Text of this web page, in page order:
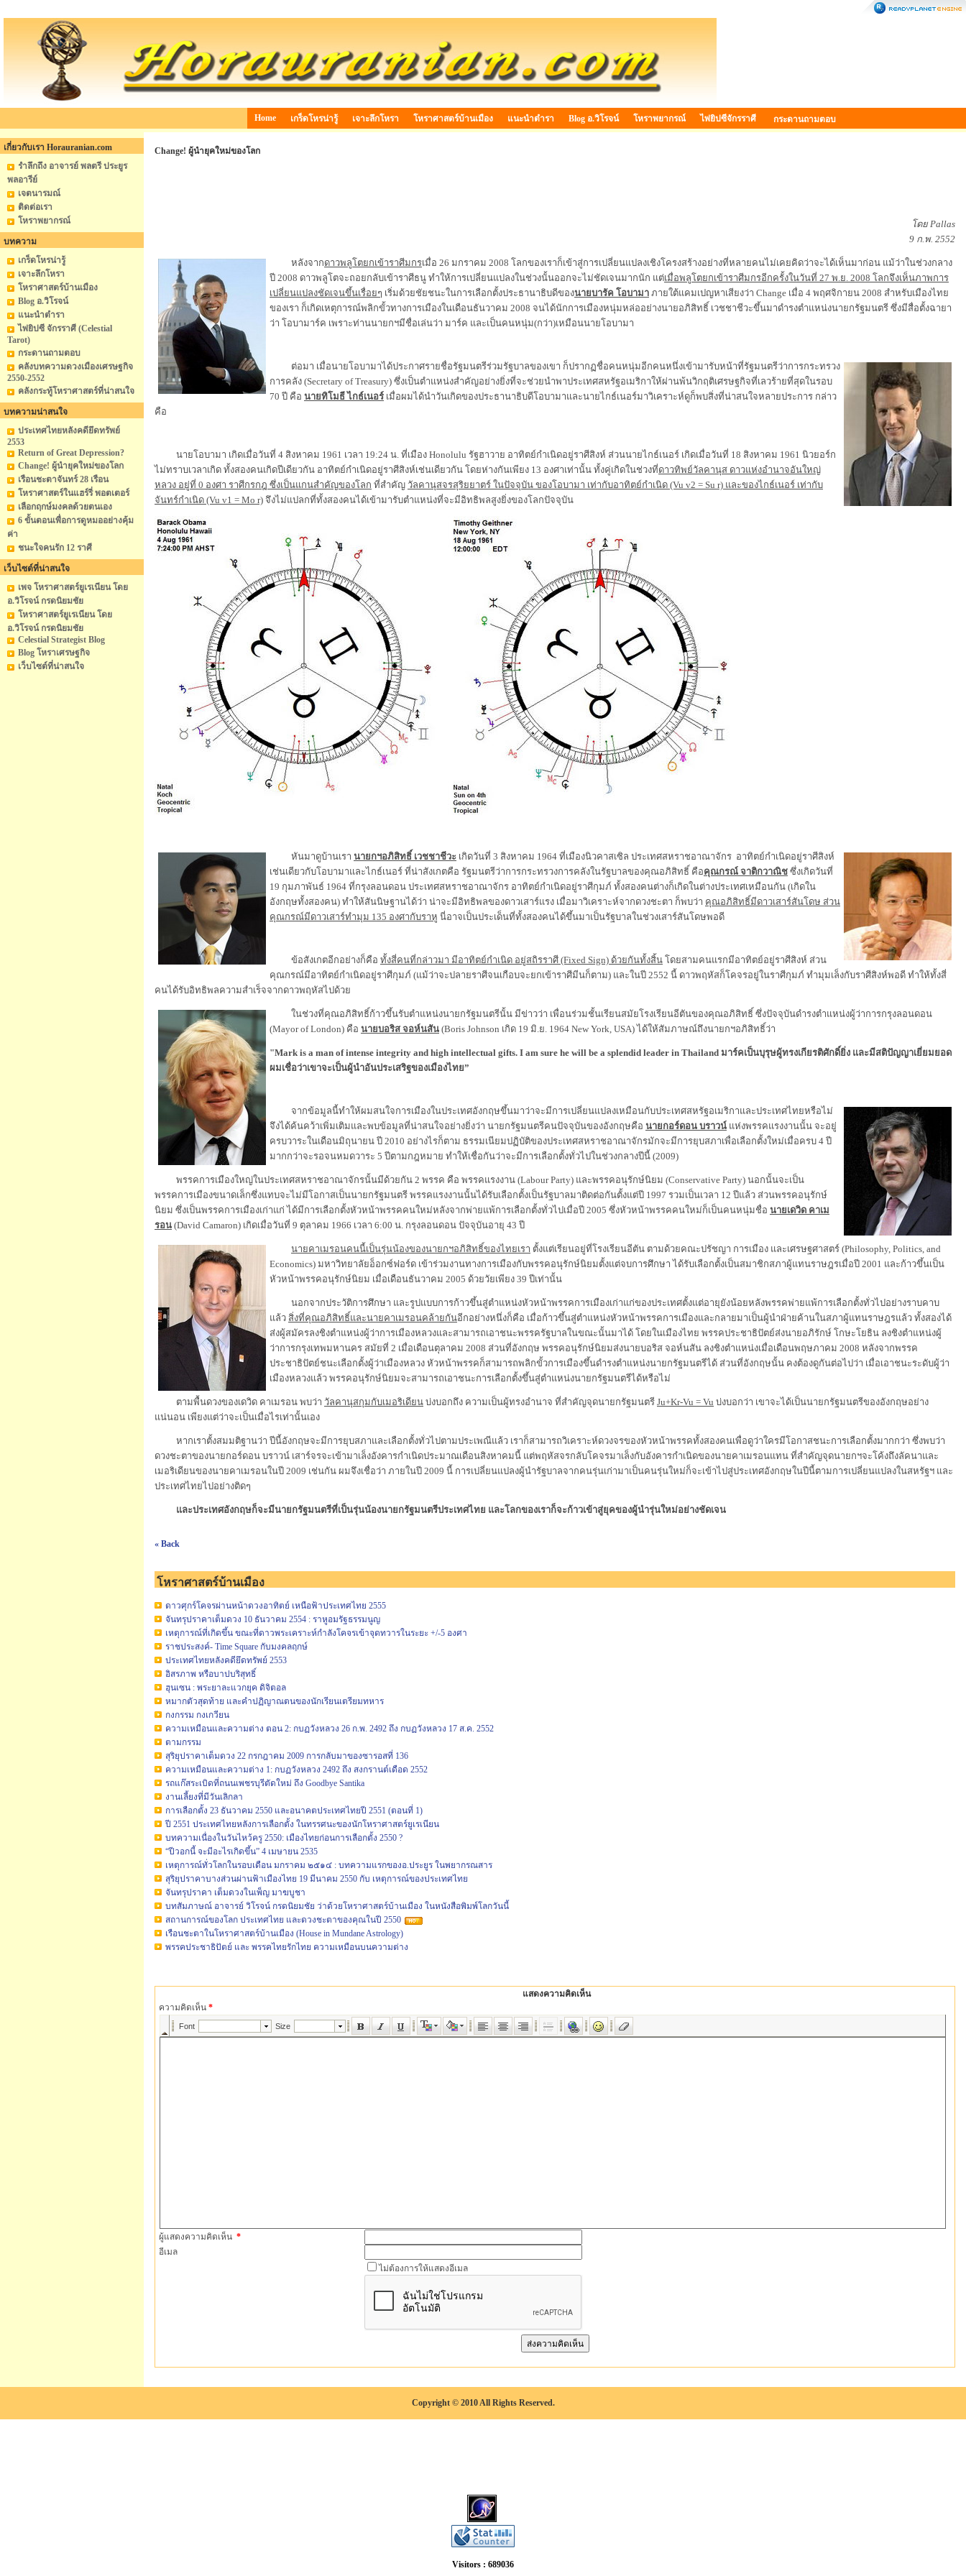
Home เกร็ดโหรน่ารู้ เจาะลึกโหรา โหราศาสตร์บ้านเมือง แนะนำตำรา Blog อ.วิโรจน์ โหราพยากรณ์ ไพ่ยิปซีจักรราศี กระดานถามตอบ
เกี่ยวกับเรา Horauranian.com
รำลึกถึง อาจารย์ พลตรี ประยูร
พลอารีย์
เจตนารมณ์
ติดต่อเรา
โหราพยากรณ์
บทความ
เกร็ดโหรน่ารู้
เจาะลึกโหรา
โหราศาสตร์บ้านเมือง
Blog อ.วิโรจน์
แนะนำตำรา
ไพ่ยิปซี จักรราศี (Celestial
Tarot)
กระดานถามตอบ
คลังบทความดวงเมืองเศรษฐกิจ
2550-2552
คลังกระทู้โหราศาสตร์ที่น่าสนใจ
บทความน่าสนใจ
ประเทศไทยหลังคดียึดทรัพย์
2553
Return of Great Depression?
Change! ผู้นำยุคใหม่ของโลก
เรือนชะตาจันทร์ 28 เรือน
โหราศาสตร์ในแฮร์รี่ พอตเตอร์
เลือกฤกษ์มงคลด้วยตนเอง
6 ขั้นตอนเพื่อการดูหมออย่างคุ้ม
ค่า
ชนะใจคนรัก 12 ราศี
เว็บไซต์ที่น่าสนใจ
เพจ โหราศาสตร์ยูเรเนียน โดย
อ.วิโรจน์ กรดนิยมชัย
โหราศาสตร์ยูเรเนียน โดย
อ.วิโรจน์ กรดนิยมชัย
Celestial Strategist Blog
Blog โหราเศรษฐกิจ
เว็บไซต์ที่น่าสนใจ
Change! ผู้นำยุคใหม่ของโลก
โดย Pallas
9 ก.พ. 2552
หลังจากดาวพลูโตยกเข้าราศีมกรเมื่อ 26 มกราคม 2008 โลกของเราก็เข้าสู่การเปลี่ยนแปลงเชิงโครงสร้างอย่างที่หลายคนไม่เคยคิดว่าจะได้เห็นมาก่อน แม้ว่าในช่วงกลาง
ปี 2008 ดาวพลูโตจะถอยกลับเข้าราศีธนู ทำให้การเปลี่ยนแปลงในช่วงนั้นออกจะไม่ชัดเจนมากนัก แต่เมื่อพลูโตยกเข้าราศีมกรอีกครั้งในวันที่ 27 พ.ย. 2008 โลกจึงเห็นภาพการ
เปลี่ยนแปลงชัดเจนขึ้นเรื่อยๆ เริ่มด้วยชัยชนะในการเลือกตั้งประธานาธิบดีของนายบารัค โอบามา ภายใต้แคมเปญหาเสียงว่า Change เมื่อ 4 พฤศจิกายน 2008 สำหรับเมืองไทย
ของเรา ก็เกิดเหตุการณ์พลิกขั้วทางการเมืองในเดือนธันวาคม 2008 จนได้นักการเมืองหนุ่มหล่ออย่างนายอภิสิทธิ์ เวชชาชีวะขึ้นมาดำรงตำแหน่งนายกรัฐมนตรี ซึ่งมีสื่อตั้งฉายา
ว่า โอบามาร์ค เพราะท่านนายกฯมีชื่อเล่นว่า มาร์ค และเป็นคนหนุ่ม(กว่า)เหมือนนายโอบามา
ต่อมา เมื่อนายโอบามาได้ประกาศรายชื่อรัฐมนตรีร่วมรัฐบาลของเขา ก็ปรากฏชื่อคนหนุ่มอีกคนหนึ่งเข้ามารับหน้าที่รัฐมนตรีว่าการกระทรวง
การคลัง (Secretary of Treasury) ซึ่งเป็นตำแหน่งสำคัญอย่างยิ่งที่จะช่วยนำพาประเทศสหรัฐอเมริกาให้ผ่านพ้นวิกฤติเศรษฐกิจที่เลวร้ายที่สุดในรอบ
70 ปี คือ นายทิโมธี ไกธ์เนอร์ เมื่อผมได้นำวันเกิดของประธานาธิบดีโอบามาและนายไกธ์เนอร์มาวิเคราะห์ดูก็พบสิ่งที่น่าสนใจหลายประการ กล่าว
คือ
นายโอบามา เกิดเมื่อวันที่ 4 สิงหาคม 1961 เวลา 19:24 น. ที่เมือง Honolulu รัฐฮาวาย อาทิตย์กำเนิดอยู่ราศีสิงห์ ส่วนนายไกธ์เนอร์ เกิดเมื่อวันที่ 18 สิงหาคม 1961 นิวยอร์ก
ไม่ทราบเวลาเกิด ทั้งสองคนเกิดปีเดียวกัน อาทิตย์กำเนิดอยู่ราศีสิงห์เช่นเดียวกัน โดยห่างกันเพียง 13 องศาเท่านั้น ทั้งคู่เกิดในช่วงที่ดาวทิพย์วัลคานุส ดาวแห่งอำนาจอันใหญ่
หลวง อยู่ที่ 0 องศา ราศีกรกฎ ซึ่งเป็นแกนสำคัญของโลก ที่สำคัญ วัลคานุสจรสุริยยาตร์ ในปัจจุบัน ของโอบามา เท่ากับอาทิตย์กำเนิด (Vu v2 = Su r) และของไกธ์เนอร์ เท่ากับ
จันทร์กำเนิด (Vu v1 = Mo r) จึงไม่แปลกที่ทั้งสองคนได้เข้ามารับตำแหน่งที่จะมีอิทธิพลสูงยิ่งของโลกปัจจุบัน
หันมาดูบ้านเรา นายกฯอภิสิทธิ์ เวชชาชีวะ เกิดวันที่ 3 สิงหาคม 1964 ที่เมืองนิวคาสเซิล ประเทศสหราชอาณาจักร อาทิตย์กำเนิดอยู่ราศีสิงห์
เช่นเดียวกับโอบามาและไกธ์เนอร์ ที่น่าสังเกตคือ รัฐมนตรีว่าการกระทรวงการคลังในรัฐบาลของคุณอภิสิทธิ์ คือคุณกรณ์ จาติกวาณิช ซึ่งเกิดวันที่
19 กุมภาพันธ์ 1964 ที่กรุงลอนดอน ประเทศสหราชอาณาจักร อาทิตย์กำเนิดอยู่ราศีกุมภ์ ทั้งสองคนต่างก็เกิดในต่างประเทศเหมือนกัน (เกิดใน
อังกฤษทั้งสองคน) ทำให้สันนิษฐานได้ว่า น่าจะมีอิทธิพลของดาวเสาร์แรง เมื่อมาวิเคราะห์จากดวงชะตา ก็พบว่า คุณอภิสิทธิ์มีดาวเสาร์สันโดษ ส่วน
คุณกรณ์มีดาวเสาร์ทำมุม 135 องศากับราหู นี่อาจเป็นประเด็นที่ทั้งสองคนได้ขึ้นมาเป็นรัฐบาลในช่วงเสาร์สันโดษพอดี
ข้อสังเกตอีกอย่างก็คือ ทั้งสี่คนที่กล่าวมา มีอาทิตย์กำเนิด อยู่สถิรราศี (Fixed Sign) ด้วยกันทั้งสิ้น โดยสามคนแรกมีอาทิตย์อยู่ราศีสิงห์ ส่วน
คุณกรณ์มีอาทิตย์กำเนิดอยู่ราศีกุมภ์ (แม้ว่าจะปลายราศีจนเกือบจะยกเข้าราศีมีนก็ตาม) และในปี 2552 นี้ ดาวพฤหัสก็โคจรอยู่ในราศีกุมภ์ ทำมุมเล็งกับราศีสิงห์พอดี ทำให้ทั้งสี่
คนได้รับอิทธิพลความสำเร็จจากดาวพฤหัสไปด้วย
ในช่วงที่คุณอภิสิทธิ์ก้าวขึ้นรับตำแหน่งนายกรัฐมนตรีนั้น มีข่าวว่า เพื่อนร่วมชั้นเรียนสมัยโรงเรียนอีตันของคุณอภิสิทธิ์ ซึ่งปัจจุบันดำรงตำแหน่งผู้ว่าการกรุงลอนดอน
(Mayor of London) คือ นายบอริส จอห์นสัน (Boris Johnson เกิด 19 มิ.ย. 1964 New York, USA) ได้ให้สัมภาษณ์ถึงนายกฯอภิสิทธิ์ว่า
"Mark is a man of intense integrity and high intellectual gifts. I am sure he will be a splendid leader in Thailand มาร์คเป็นบุรุษผู้ทรงเกียรติศักดิ์ยิ่ง และมีสติปัญญาเยี่ยมยอด
ผมเชื่อว่าเขาจะเป็นผู้นำอันประเสริฐของเมืองไทย”
จากข้อมูลนี้ทำให้ผมสนใจการเมืองในประเทศอังกฤษขึ้นมาว่าจะมีการเปลี่ยนแปลงเหมือนกับประเทศสหรัฐอเมริกาและประเทศไทยหรือไม่
จึงได้ค้นคว้าเพิ่มเติมและพบข้อมูลที่น่าสนใจอย่างยิ่งว่า นายกรัฐมนตรีคนปัจจุบันของอังกฤษคือ นายกอร์ดอน บราวน์ แห่งพรรคแรงงานนั้น จะอยู่
ครบวาระในเดือนมิถุนายน ปี 2010 อย่างไรก็ตาม ธรรมเนียมปฏิบัติของประเทศสหราชอาณาจักรมักจะมีการยุบสภาเพื่อเลือกตั้งใหม่เมื่อครบ 4 ปี
มากกว่าจะรอจนหมดวาระ 5 ปีตามกฎหมาย ทำให้เชื่อกันว่าจะมีการเลือกตั้งทั่วไปในช่วงกลางปีนี้ (2009)
พรรคการเมืองใหญ่ในประเทศสหราชอาณาจักรนั้นมีด้วยกัน 2 พรรค คือ พรรคแรงงาน (Labour Party) และพรรคอนุรักษ์นิยม (Conservative Party) นอกนั้นจะเป็น
พรรคการเมืองขนาดเล็กซึ่งแทบจะไม่มีโอกาสเป็นนายกรัฐมนตรี พรรคแรงงานนั้นได้รับเลือกตั้งเป็นรัฐบาลมาติดต่อกันตั้งแต่ปี 1997 รวมเป็นเวลา 12 ปีแล้ว ส่วนพรรคอนุรักษ์
นิยม ซึ่งเป็นพรรคการเมืองเก่าแก่ ได้มีการเลือกตั้งหัวหน้าพรรคคนใหม่หลังจากพ่ายแพ้การเลือกตั้งทั่วไปเมื่อปี 2005 ซึ่งหัวหน้าพรรคคนใหม่ก็เป็นคนหนุ่มชื่อ นายเดวิด คาเม
รอน (David Camaron) เกิดเมื่อวันที่ 9 ตุลาคม 1966 เวลา 6:00 น. กรุงลอนดอน ปัจจุบันอายุ 43 ปี
นายคาเมรอนคนนี้เป็นรุ่นน้องของนายกฯอภิสิทธิ์ของไทยเรา ตั้งแต่เรียนอยู่ที่โรงเรียนอีตัน ตามด้วยคณะปรัชญา การเมือง และเศรษฐศาสตร์ (Philosophy, Politics, and
Economics) มหาวิทยาลัยอ็อกซ์ฟอร์ด เข้าร่วมงานทางการเมืองกับพรรคอนุรักษ์นิยมตั้งแต่จบการศึกษา ได้รับเลือกตั้งเป็นสมาชิกสภาผู้แทนราษฎรเมื่อปี 2001 และก้าวขึ้นเป็น
หัวหน้าพรรคอนุรักษ์นิยม เมื่อเดือนธันวาคม 2005 ด้วยวัยเพียง 39 ปีเท่านั้น
นอกจากประวัติการศึกษา และรูปแบบการก้าวขึ้นสู่ตำแหน่งหัวหน้าพรรคการเมืองเก่าแก่ของประเทศตั้งแต่อายุยังน้อยหลังพรรคพ่ายแพ้การเลือกตั้งทั่วไปอย่างราบคาบ
แล้ว สิ่งที่คุณอภิสิทธิ์และนายคาเมรอนคล้ายกันอีกอย่างหนึ่งก็คือ เมื่อก้าวขึ้นสู่ตำแหน่งหัวหน้าพรรคการเมืองและกลายมาเป็นผู้นำฝ่ายค้านในสภาผู้แทนราษฎรแล้ว ทั้งสองได้
ส่งผู้สมัครลงชิงตำแหน่งผู้ว่าการเมืองหลวงและสามารถเอาชนะพรรครัฐบาลในขณะนั้นมาได้ โดยในเมืองไทย พรรคประชาธิปัตย์ส่งนายอภิรักษ์ โกษะโยธิน ลงชิงตำแหน่งผู้
ว่าการกรุงเทพมหานคร สมัยที่ 2 เมื่อเดือนตุลาคม 2008 ส่วนที่อังกฤษ พรรคอนุรักษ์นิยมส่งนายบอริส จอห์นสัน ลงชิงตำแหน่งเมื่อเดือนพฤษภาคม 2008 หลังจากพรรค
ประชาธิปัตย์ชนะเลือกตั้งผู้ว่าเมืองหลวง หัวหน้าพรรคก็สามารถพลิกขั้วการเมืองขึ้นดำรงตำแหน่งนายกรัฐมนตรีได้ ส่วนที่อังกฤษนั้น คงต้องดูกันต่อไปว่า เมื่อเอาชนะระดับผู้ว่า
เมืองหลวงแล้ว พรรคอนุรักษ์นิยมจะสามารถเอาชนะการเลือกตั้งขึ้นสู่ตำแหน่งนายกรัฐมนตรีได้หรือไม่
ตามพื้นดวงของเดวิด คาเมรอน พบว่า วัลคานุสกุมกับเมอริเดียน บ่งบอกถึง ความเป็นผู้ทรงอำนาจ ที่สำคัญจุดนายกรัฐมนตรี Ju+Kr-Vu = Vu บ่งบอกว่า เขาจะได้เป็นนายกรัฐมนตรีของอังกฤษอย่าง
แน่นอน เพียงแต่ว่าจะเป็นเมื่อไรเท่านั้นเอง
หากเราตั้งสมมติฐานว่า ปีนี้อังกฤษจะมีการยุบสภาและเลือกตั้งทั่วไปตามประเพณีแล้ว เราก็สามารถวิเคราะห์ดวงจรของหัวหน้าพรรคทั้งสองคนเพื่อดูว่าใครมีโอกาสชนะการเลือกตั้งมากกว่า ซึ่งพบว่า
ดวงชะตาของนายกอร์ดอน บราวน์ เสาร์จรจะเข้ามาเล็งอังคารกำเนิดประมาณเดือนสิงหาคมนี้ แต่พฤหัสจรกลับโคจรมาเล็งกับอังคารกำเนิดของนายคาเมรอนแทน ที่สำคัญจุดนายกฯจะโค้งถึงลัคนาและ
เมอริเดียนของนายคาเมรอนในปี 2009 เช่นกัน ผมจึงเชื่อว่า ภายในปี 2009 นี้ การเปลี่ยนแปลงผู้นำรัฐบาลจากคนรุ่นเก่ามาเป็นคนรุ่นใหม่ก็จะเข้าไปสู่ประเทศอังกฤษในปีนี้ตามการเปลี่ยนแปลงในสหรัฐฯ และ
ประเทศไทยไปอย่างติดๆ
และประเทศอังกฤษก็จะมีนายกรัฐมนตรีที่เป็นรุ่นน้องนายกรัฐมนตรีประเทศไทย และโลกของเราก็จะก้าวเข้าสู่ยุคของผู้นำรุ่นใหม่อย่างชัดเจน
« Back
โหราศาสตร์บ้านเมือง
ดาวศุกร์โคจรผ่านหน้าดวงอาทิตย์ เหนือฟ้าประเทศไทย 2555
จันทรุปราคาเต็มดวง 10 ธันวาคม 2554 : ราหูอมรัฐธรรมนูญ
เหตุการณ์ที่เกิดขึ้น ขณะที่ดาวพระเคราะห์กำลังโคจรเข้าจุดทวารในระยะ +/-5 องศา
ราชประสงค์- Time Square กับมงคลฤกษ์
ประเทศไทยหลังคดียึดทรัพย์ 2553
อิสรภาพ หรือบาปบริสุทธิ์
ฮุนเซน : พระยาละแวกยุค ดิจิตอล
หมากตัวสุดท้าย และคำปฏิญาณตนของนักเรียนเตรียมทหาร
กงกรรม กงเกวียน
ความเหมือนและความต่าง ตอน 2: กบฏวังหลวง 26 ก.พ. 2492 ถึง กบฏวังหลวง 17 ส.ค. 2552
ตามกรรม
สุริยุปราคาเต็มดวง 22 กรกฎาคม 2009 การกลับมาของซารอสที่ 136
ความเหมือนและความต่าง 1: กบฏวังหลวง 2492 ถึง สงกรานต์เดือด 2552
รถแก๊สระเบิดที่ถนนเพชรบุรีตัดใหม่ ถึง Goodbye Santika
งานเลี้ยงที่มีวันเลิกลา
การเลือกตั้ง 23 ธันวาคม 2550 และอนาคตประเทศไทยปี 2551 (ตอนที่ 1)
ปี 2551 ประเทศไทยหลังการเลือกตั้ง ในทรรศนะของนักโหราศาสตร์ยูเรเนียน
บทความเนื่องในวันไหว้ครู 2550: เมืองไทยก่อนการเลือกตั้ง 2550 ?
“ปีวอกนี้ จะมีอะไรเกิดขึ้น” 4 เมษายน 2535
เหตุการณ์ทั่วโลกในรอบเดือน มกราคม ๒๕๑๔ : บทความแรกของอ.ประยูร ในพยากรณสาร
สุริยุปราคาบางส่วนผ่านฟ้าเมืองไทย 19 มีนาคม 2550 กับ เหตุการณ์ของประเทศไทย
จันทรุปราคา เต็มดวงในเพ็ญ มาฆบูชา
บทสัมภาษณ์ อาจารย์ วิโรจน์ กรดนิยมชัย ว่าด้วยโหราศาสตร์บ้านเมือง ในหนังสือพิมพ์โลกวันนี้
สถานการณ์ของโลก ประเทศไทย และดวงชะตาของคุณในปี 2550
เรือนชะตาในโหราศาสตร์บ้านเมือง (House in Mundane Astrology)
พรรคประชาธิปัตย์ และ พรรคไทยรักไทย ความเหมือนบนความต่าง
แสดงความคิดเห็น
ความคิดเห็น *
ผู้แสดงความคิดเห็น *
อีเมล
ไม่ต้องการให้แสดงอีเมล
Copyright © 2010 All Rights Reserved.
Visitors : 689036